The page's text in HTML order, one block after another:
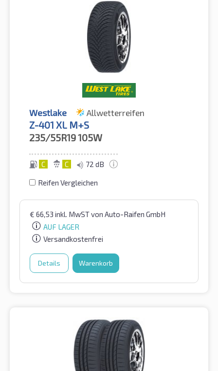
Westlake Allwetterreifen
Z-401 XL M+S
235/55R19105W
C C 72 dB
Reifen Vergleichen
€ 66,53 inkl. MwSTvon Auto-Raifen GmbH
AUF LAGER
Versandkostenfrei
Details Warenkorb